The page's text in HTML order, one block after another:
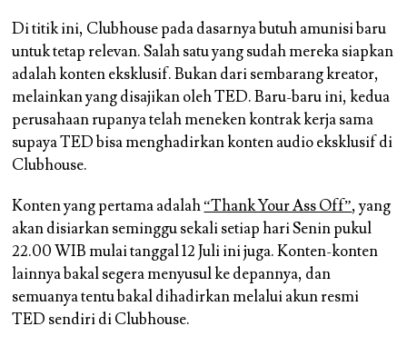
Di titik ini, Clubhouse pada dasarnya butuh amunisi baru
untuk tetap relevan. Salah satu yang sudah mereka siapkan
adalah konten eksklusif. Bukan dari sembarang kreator,
melainkan yang disajikan oleh TED. Baru-baru ini, kedua
perusahaan rupanya telah meneken kontrak kerja sama
supaya TED bisa menghadirkan konten audio eksklusif di
Clubhouse.
Konten yang pertama adalah“Thank Your Ass Off”, yang
akan disiarkan seminggu sekali setiap hari Senin pukul
22.00 WIB mulai tanggal 12 Juli ini juga. Konten-konten
lainnya bakal segera menyusul ke depannya, dan
semuanya tentu bakal dihadirkan melalui akun resmi
TED sendiri di Clubhouse.